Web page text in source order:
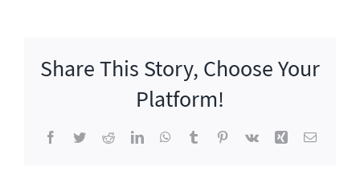
Share This Story, Choose Your
Platform!
Facebook
TwitterRedditLinkedInWhatsApp
TumblrPinterest
Vk Xing 이